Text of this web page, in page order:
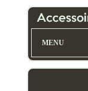
MENU